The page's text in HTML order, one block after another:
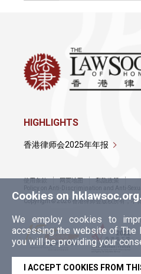
Cookies on
We employ cookies to
accessing the website of The
you will be providing your
I ACCEPT COOKIES FROM
HIGHLIGHTS
香港律师会2025年年报
使用条款 网页地图
私隐政策
Policy on Anti-Discrimination and Anti-
Copyright © 2026 香港律师会版权所有，不